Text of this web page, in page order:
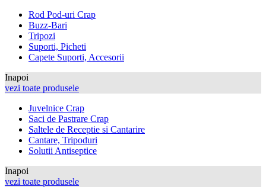
Rod Pod-uri Crap
Buzz-Bari
Tripozi
Suporti, Picheti
Capete Suporti, Accesorii
Inapoi
vezi toate produsele
Juvelnice Crap
Saci de Pastrare Crap
Saltele de Receptie si Cantarire
Cantare, Tripoduri
Solutii Antiseptice
Inapoi
vezi toate produsele